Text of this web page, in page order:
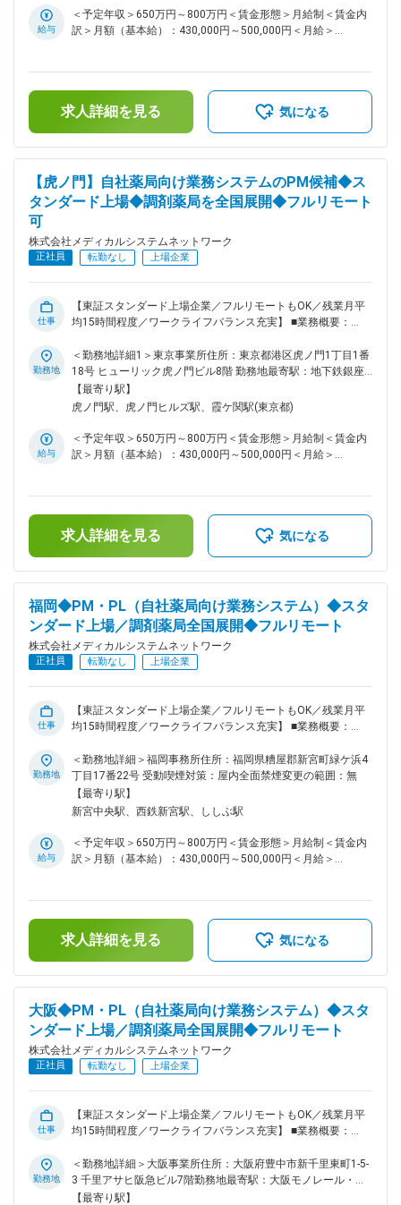
す。 業務事例： 直営店約450店舗の管理運用システム 医薬品
ネットワーク加盟店(約10,000店舗)のシステム運用・開発業
す。 さらなるマネジメント業務や、PMのスペシャリストとし
て業務を極めて頂くことも可能です。 ■組織構成： システム
本部は59名で構成されており、年齢も20代～50代まで幅広く
リストとして業務を極めていっていただくことも可能です。 ■
魅力： 業務に関係する技術書籍の購入や研修参加費などは会
社が費用負担する等、エンジニアの就業環境をサポートする体
制が整っています。 ■当社の特徴： 当社は医薬品ネットワー
護事業等、地域の「医・食・住」のインフラとして 地域住民
の健康を支えるトータルサービス事業を展開しています。地域
に根差した医療サービスの提供を目指し、医薬連携による細や
かな 医療・サービスの提供を行っております。 調剤薬局事業
では全国472店舗を展開、医薬品ネットワーク加盟件数は47都
道府県で約11,678件（2025年11月末）を全国各地で事業を展
で、ワークライフバランスを重視することができます。 リモ
ートワークも業務に応じて可能ですので、効率のいい働き方も
実現可能です。 産休・育休取得後の復帰率も約98％など、高
い定着率が特徴で、長期的な就業が可能です。 変更の範囲：
会社の定める業務
給与
＜予定年収＞650万円～800万円＜賃金形態＞月給制＜賃金内
訳＞月額（基本給）：430,000円～500,000円＜月給＞
支給）賃金はあくまでも目安の金額であり、選考を通じて上下
する可能性があります。月給(月額)は固定手当を含めた表記で
求人詳細を見る 気になる
【虎ノ門】自社薬局向け業務システムのPM候補◆ス
タンダード上場◆調剤薬局を全国展開◆フルリモート
可
株式会社メディカルシステムネットワーク
正社員 転勤なし 上場企業
仕事
【東証スタンダード上場企業／フルリモートもOK／残業月平
均15時間程度／ワークライフバランス充実】 ■業務概要：
いる一般保険薬局等の医療機関に対し、医薬品調達から薬剤師
研修までの保険薬局運営支援サービスを提供する当社で、プロ
ジェクトマネージャー業務をお任せします。 ＜具体的に＞ シ
ステムの開発、業務システム導入、薬局業務で利用するシステ
す。 業務事例： 直営店約450店舗の管理運用システム 医薬品
ネットワーク加盟店(約10,000店舗)のシステム運用・開発業
す。 さらなるマネジメント業務や、PMのスペシャリストとし
て業務を極めて頂くことも可能です。 ■組織構成： システム
本部は59名で構成されており、年齢も20代～50代まで幅広く
リストとして業務を極めていっていただくことも可能です。 ■
魅力： 業務に関係する技術書籍の購入や研修参加費などは会
社が費用負担する等、エンジニアの就業環境をサポートする体
制が整っています。 ■当社の特徴： 当社は医薬品ネットワー
ク事業・調剤薬局事業・賃貸設備関連事業・給食事業・訪問介
護事業等、地域の「医・食・住」のインフラとして 地域住民
かな 医療・サービスの提供を行っております。 調剤薬局事業
では全国472店舗を展開、医薬品ネットワーク加盟件数は47都
開しています。 ■就業環境： 残業は月平均15時間程度なの
で、ワークライフバランスを重視することができます。 リモ
ートワークも業務に応じて可能ですので、効率のいい働き方も
実現可能です。 産休・育休取得後の復帰率も約98％など、高
会社の定める業務
勤務地
＜勤務地詳細1＞東京事業所住所：東京都港区虎ノ門1丁目1番
18号 ヒューリック虎ノ門ビル8階 勤務地最寄駅：地下鉄銀座
線／虎ノ門駅受動喫煙対策：屋内全面禁煙＜勤務地詳細2＞全
国（ご自宅からのフルリモート中心）住所：支社・支店／全国
る事業所（リモートワーク含む）
【最寄り駅】
虎ノ門駅、虎ノ門ヒルズ駅、霞ケ関駅(東京都)
給与
＜予定年収＞650万円～800万円＜賃金形態＞月給制＜賃金内
訳＞月額（基本給）：430,000円～500,000円＜月給＞
支給）賃金はあくまでも目安の金額であり、選考を通じて上下
する可能性があります。月給(月額)は固定手当を含めた表記で
求人詳細を見る 気になる
福岡◆PM・PL（自社薬局向け業務システム）◆スタ
ンダード上場／調剤薬局全国展開◆フルリモート
株式会社メディカルシステムネットワーク
正社員 転勤なし 上場企業
仕事
【東証スタンダード上場企業／フルリモートもOK／残業月平
均15時間程度／ワークライフバランス充実】 ■業務概要：
いる一般保険薬局等の医療機関に対し、医薬品調達から薬剤師
研修までの保険薬局運営支援サービスを提供する当社で、プロ
ジェクトマネージャー業務をお任せします。 ＜具体的に＞ シ
ステムの開発、業務システム導入、薬局業務で利用するシステ
す。 業務事例： 直営店約450店舗の管理運用システム 医薬品
ネットワーク加盟店(約10,000店舗)のシステム運用・開発業
す。 さらなるマネジメント業務や、PMのスペシャリストとし
て業務を極めて頂くことも可能です。 ■組織構成： システム
本部は59名で構成されており、年齢も20代～50代まで幅広く
リストとして業務を極めていっていただくことも可能です。 ■
魅力： 業務に関係する技術書籍の購入や研修参加費などは会
社が費用負担する等、エンジニアの就業環境をサポートする体
制が整っています。 ■当社の特徴： 当社は医薬品ネットワー
ク事業・調剤薬局事業・賃貸設備関連事業・給食事業・訪問介
護事業等、地域の「医・食・住」のインフラとして 地域住民
かな 医療・サービスの提供を行っております。 調剤薬局事業
では全国472店舗を展開、医薬品ネットワーク加盟件数は47都
開しています。 ■就業環境： 残業は月平均15時間程度なの
で、ワークライフバランスを重視することができます。 リモ
ートワークも業務に応じて可能ですので、効率のいい働き方も
勤務地
＜勤務地詳細＞福岡事務所住所：福岡県糟屋郡新宮町緑ケ浜4
丁目17番22号 受動喫煙対策：屋内全面禁煙変更の範囲：無
【最寄り駅】
新宮中央駅、西鉄新宮駅、ししぶ駅
給与
＜予定年収＞650万円～800万円＜賃金形態＞月給制＜賃金内
訳＞月額（基本給）：430,000円～500,000円＜月給＞
支給）賃金はあくまでも目安の金額であり、選考を通じて上下
する可能性があります。月給(月額)は固定手当を含めた表記で
求人詳細を見る 気になる
大阪◆PM・PL（自社薬局向け業務システム）◆スタ
ンダード上場／調剤薬局全国展開◆フルリモート
株式会社メディカルシステムネットワーク
正社員 転勤なし 上場企業
仕事
【東証スタンダード上場企業／フルリモートもOK／残業月平
均15時間程度／ワークライフバランス充実】 ■業務概要：
いる一般保険薬局等の医療機関に対し、医薬品調達から薬剤師
研修までの保険薬局運営支援サービスを提供する当社で、プロ
ジェクトマネージャー業務をお任せします。 ＜具体的に＞ シ
勤務地
＜勤務地詳細＞大阪事業所住所：大阪府豊中市新千里東町1-5-
3 千里アサヒ阪急ビル7階勤務地最寄駅：大阪モノレール・北
大阪急行線線／千里中央駅受動喫煙対策：屋内全面禁煙変更の
【最寄り駅】